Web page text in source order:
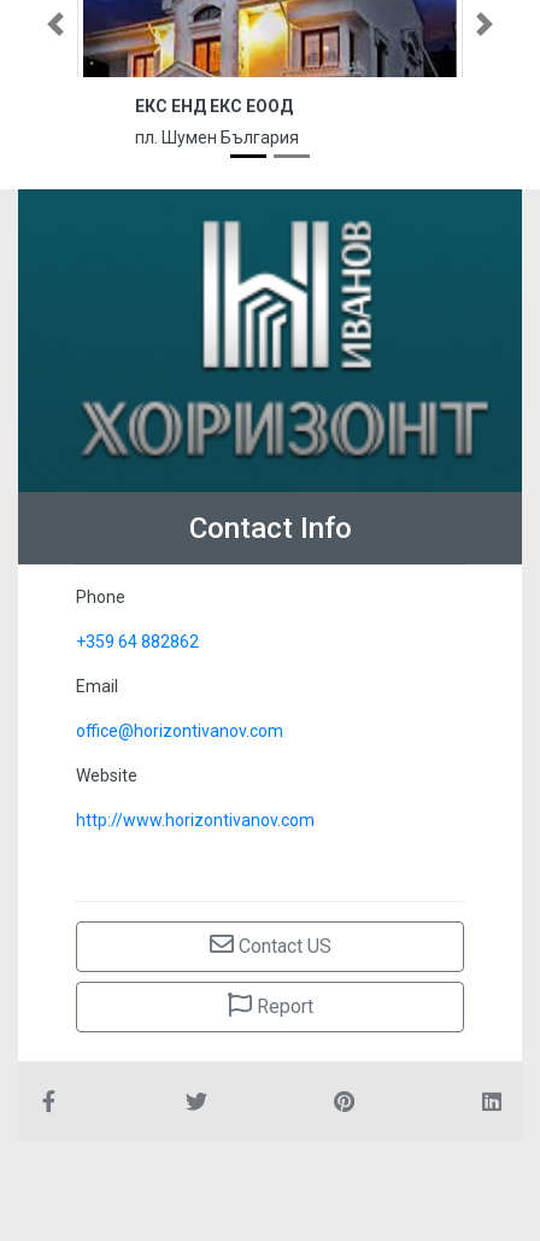
ЕКС ЕНД ЕКС ЕООД
пл. Шумен България
Previous Next
Contact Info
Phone
+359 64 882862
Email
office@horizontivanov.com
Website
http://www.horizontivanov.com
Contact US
Report